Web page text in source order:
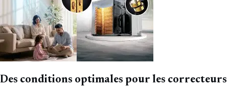
Des conditions optimales pour les correcteurs